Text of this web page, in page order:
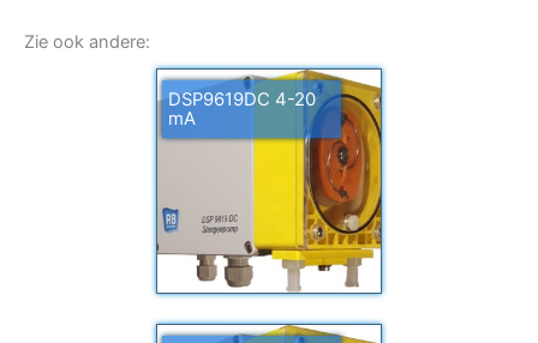
Zie ook andere:
DSP9619DC 4-20
mA